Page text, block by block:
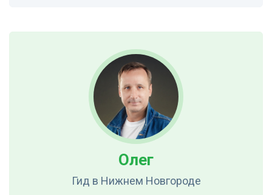
Олег
Гид в Нижнем Новгороде